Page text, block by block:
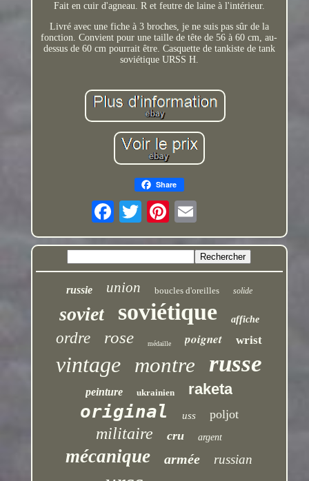
Fait en cuir d'agneau. R et feutre de laine à l'intérieur.
Livré avec une fiche à 3 broches, je ne suis pas sûr de la
fonction. Convient pour une taille de tête de 56 à 60 cm, au-
dessus de 60 cm pourrait être. Casquette de tankiste de tank
soviétique URSS H.
Share
russie union boucles d'oreilles solide
soviet soviétique affiche
ordre rose médaille poignet wrist
vintage montre russe
peinture ukrainien raketa
original uss poljot
militaire cru argent
mécanique armée russian